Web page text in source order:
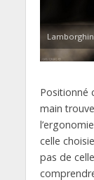
Positionné
main
celle
pas de